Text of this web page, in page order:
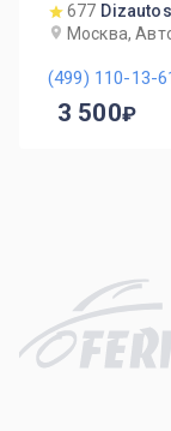
677
Москва,
(499) 110-13-
3 500